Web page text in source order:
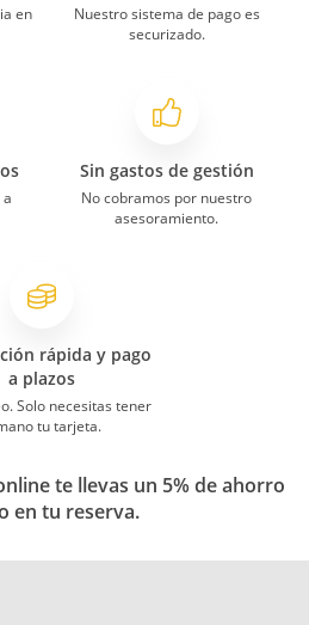
en
Nuestro sistema de pago es
securizado.
Sin gastos de gestión
No cobramos por nuestro
asesoramiento.
rápida y pago
a plazos
Solo necesitas tener
tu tarjeta.
te llevas un 5% de ahorro
en tu reserva.